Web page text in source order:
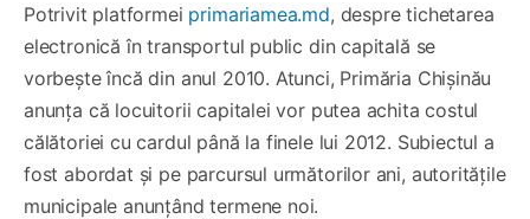
Potrivit platformei primariamea.md, despre tichetarea
electronică în transportul public din capitală se
vorbește încă din anul 2010. Atunci, Primăria Chișinău
anunța că locuitorii capitalei vor putea achita costul
călătoriei cu cardul până la finele lui 2012. Subiectul a
fost abordat și pe parcursul următorilor ani, autoritățile
municipale anunțând termene noi.